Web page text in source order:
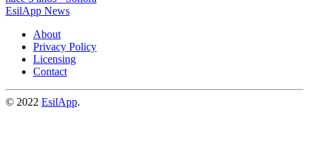
EsilApp News
About
Privacy Policy
Licensing
Contact
© 2022 EsilApp.